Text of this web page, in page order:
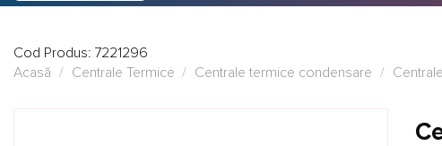
Cod Produs: 7221296
Acasă
/ Centrale Termice / Centrale termice condensare /